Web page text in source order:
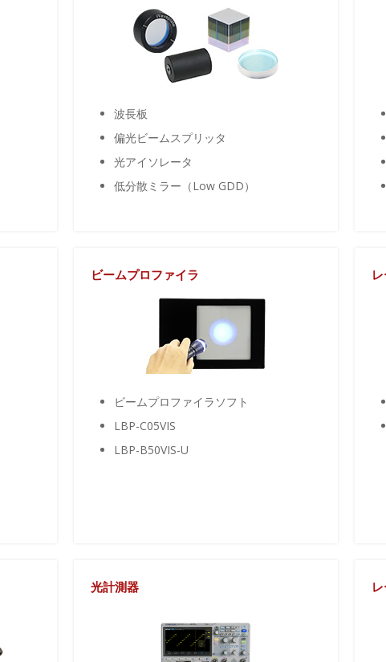
波長板
偏光ビームスプリッタ
光アイソレータ
低分散ミラー（Low GDD）
ビームプロファイラ
ビームプロファイラソフト
LBP-C05VIS
LBP-B50VIS-U
光計測器